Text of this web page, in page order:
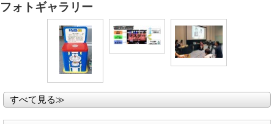
フォトギャラリー
すべて見る≫